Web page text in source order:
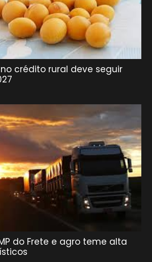
crédito rural deve seguir
do Frete e agro teme alta